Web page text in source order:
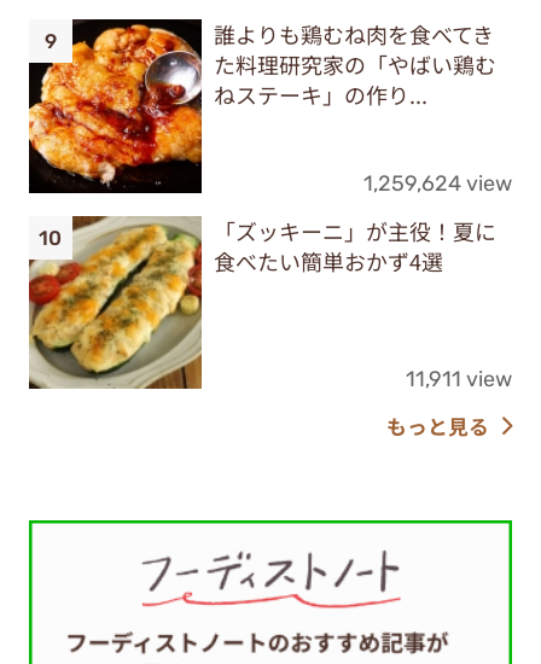
誰よりも鶏むね肉を食べてき
た料理研究家の「やばい鶏む
ねステーキ」の作り...
1,259,624 view
「ズッキーニ」が主役！夏に
食べたい簡単おかず4選
11,911 view
もっと見る